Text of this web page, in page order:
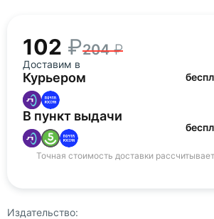
102 204
Доставим в
Курьером
В пункт выдачи
Точная стоимость доставки
Издательство: